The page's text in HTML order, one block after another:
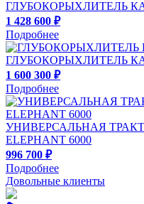
ГЛУБОКОРЫХЛИТЕЛЬ
1 428 600 ₽
Подробнее
ГЛУБОКОРЫХЛИТЕЛЬ
1 600 300 ₽
Подробнее
УНИВЕРСАЛЬНАЯ
ELEPHANT 6000
996 700 ₽
Подробнее
Довольные клиенты